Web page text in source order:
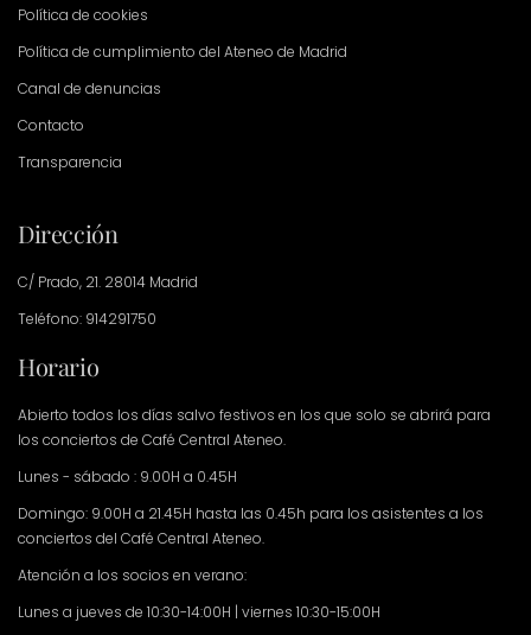
Política de cookies
Política de cumplimiento del Ateneo de Madrid
Canal de denuncias
Contacto
Transparencia
Dirección
C/ Prado, 21. 28014 Madrid
Teléfono: 914291750
Horario
Abierto todos los días salvo festivos en los que solo se abrirá para
los conciertos de Café Central Ateneo.
Lunes - sábado : 9.00H a 0.45H
Domingo: 9.00H a 21.45H hasta las 0.45h para los asistentes a los
conciertos del Café Central Ateneo.
Atención a los socios en verano:
Lunes a jueves de 10:30-14:00H | viernes 10:30-15:00H